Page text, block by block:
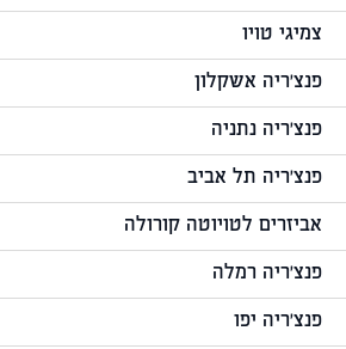
צמיגי טויו
פנצ'ריה אשקלון
פנצ'ריה נתניה
פנצ'ריה תל אביב
אביזרים לטויוטה קורולה
פנצ'ריה רמלה
פנצ'ריה יפו